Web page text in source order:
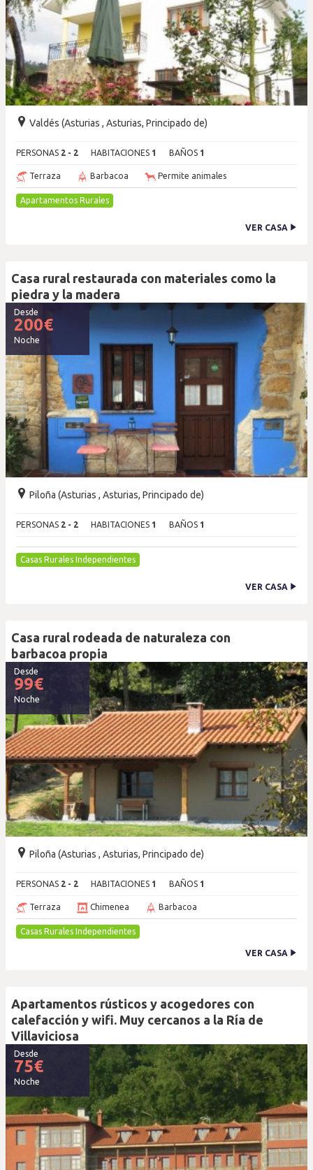
Valdés (Asturias , Asturias, Principado de)
PERSONAS 2 - 2 HABITACIONES 1 BAÑOS 1
Terraza Barbacoa Permite animales
Apartamentos Rurales
VER CASA
Casa rural restaurada con materiales como la
piedra y la madera
Desde
200€
Noche
Piloña (Asturias , Asturias, Principado de)
PERSONAS 2 - 2 HABITACIONES 1 BAÑOS 1
Casas Rurales Independientes
VER CASA
Casa rural rodeada de naturaleza con
barbacoa propia
Desde
99€
Noche
Piloña (Asturias , Asturias, Principado de)
PERSONAS 2 - 2 HABITACIONES 1 BAÑOS 1
Terraza Chimenea Barbacoa
Casas Rurales Independientes
VER CASA
Apartamentos rústicos y acogedores con
calefacción y wifi. Muy cercanos a la Ría de
Villaviciosa
Desde
75€
Noche